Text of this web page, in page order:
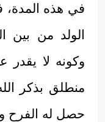
في هذه
الولد من بين
وكونه لا يقدر
منطلق بذكر
حصل له الفرح